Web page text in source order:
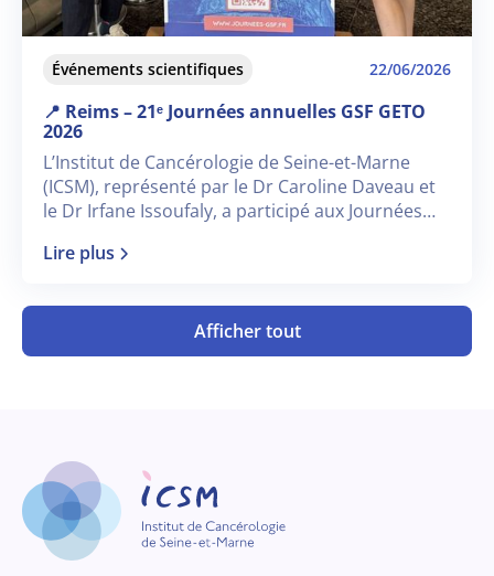
Événements scientifiques 22/06/2026
📍 Reims – 21ᵉ Journées annuelles GSF GETO
2026
L’Institut de Cancérologie de Seine-et-Marne
(ICSM), représenté par le Dr Caroline Daveau et
le Dr Irfane Issoufaly, a participé aux Journées
Reims du 17 au 19 juin 2026.
Lire plus
Afficher tout